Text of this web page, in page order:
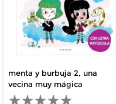
menta y burbuja 2, una
vecina muy mágica